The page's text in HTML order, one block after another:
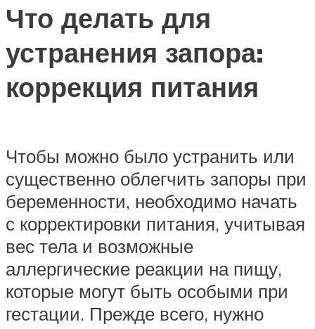
Что делать для
устранения запора:
коррекция питания
Чтобы можно было устранить или
существенно облегчить запоры при
беременности, необходимо начать
с корректировки питания, учитывая
вес тела и возможные
аллергические реакции на пищу,
которые могут быть особыми при
гестации. Прежде всего, нужно